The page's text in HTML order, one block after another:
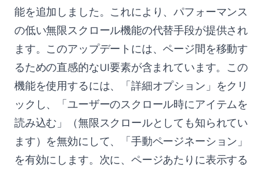
能を追加しました。これにより、パフォーマンス
の低い無限スクロール機能の代替手段が提供され
ます。このアップデートには、ページ間を移動す
るための直感的なUI要素が含まれています。この
機能を使用するには、「詳細オプション」をクリ
ックし、「ユーザーのスクロール時にアイテムを
読み込む」（無限スクロールとしても知られてい
ます）を無効にして、「手動ページネーション」
を有効にします。次に、ページあたりに表示する